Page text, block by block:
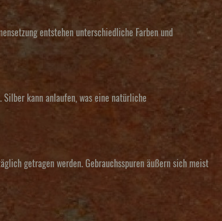
entstehen unterschiedliche Farben und
kann anlaufen, was eine natürliche
getragen werden. Gebrauchsspuren äußern sich meist